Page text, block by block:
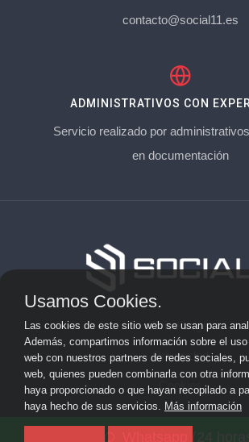
contacto@social11.es
ADMINISTRATIVOS CON
Servicio realizado por
en documentación
Aviso Legal
Privacidad
Cookies
Usamos Cookies.
Las cookies de este sitio web se usan para
Además, compartimos información sobre el
web con nuestros partners de redes sociales,
web, quienes pueden combinarla con otra
haya proporcionado o que hayan recopilado a
haya hecho de sus servicios. Más información